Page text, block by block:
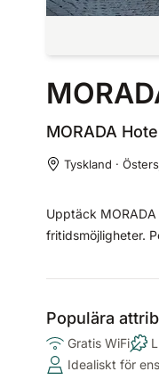
MORADA
Tyskland ·
Upptäck
fritidsmöjligheter.
Populära
Gratis WiFi
Idealiskt för